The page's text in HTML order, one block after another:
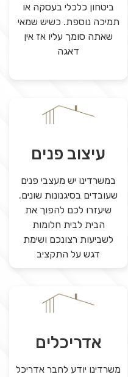
ביטחון כלכלי בעסקה או
תמיכה נוספת. כשיש שמאי
שאתה סומך עליו אז אין
דאגה
עיצוב פנים
במשרדינו יש מעצבי פנים
שעובדים בסיגנונות שונים.
שיעזרו לכם להפוך את
הבית לבית חלומות
לשביעות רצונכם ושימת
דגש על התקציב
אדריכלים
משרדינו יודע לחבר אדריכל